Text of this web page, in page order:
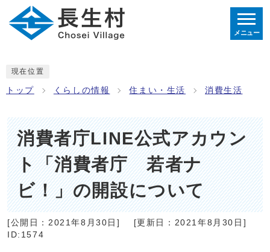
メニュー
現在位置
トップ くらしの情報 住まい・生活 消費生活
消費者庁LINE公式アカウン
ト「消費者庁 若者ナ
ビ！」の開設について
[公開日： 2021年8月30日 ] [更新日： 2021年8月30日 ]
ID:1574